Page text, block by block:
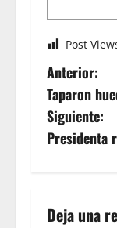
Post
Anterior:
Taparon
Siguiente:
Presidenta
Deja una